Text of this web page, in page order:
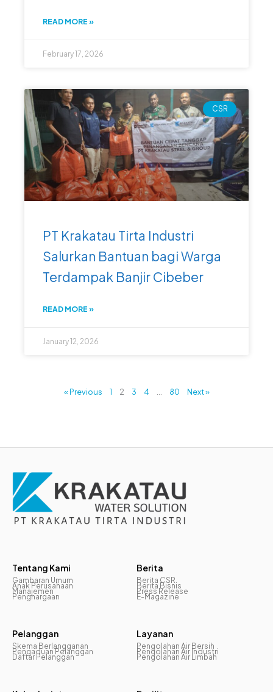
READ MORE »
February 17, 2026
CSR
PT Krakatau Tirta Industri
Salurkan Bantuan bagi Warga
Terdampak Banjir Cibeber
READ MORE »
January 12, 2026
« Previous 1 2 3 4 80 Next »
Tentang Kami
Gambaran Umum
Anak Perusahaan
Manajemen
Penghargaan
Berita
Berita CSR
Berita Bisnis
Press Release
E-Magazine
Pelanggan
Skema Berlangganan
Pengaduan Pelanggan
Daftar Pelanggan
Layanan
Pengolahan Air Bersih
Pengolahan Air Industri
Pengolahan Air Limbah